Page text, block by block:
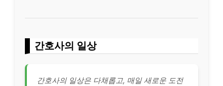
간호사의 일상
간호사의 일상은 다채롭고, 매일 새로운 도전